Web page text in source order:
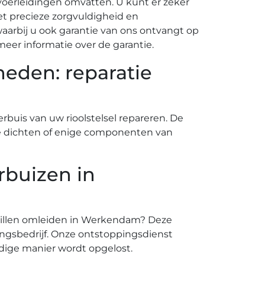
precieze zorgvuldigheid en
u ook garantie van ons ontvangt op
informatie over de garantie.
reparatie
van uw rioolstelsel repareren. De
dichten of enige componenten van
in
omleiden in Werkendam? Deze
Onze ontstoppingsdienst
manier wordt opgelost.